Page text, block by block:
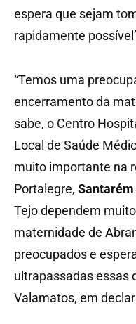
espera que sejam
rapidamente
“Temos uma
encerramento da
sabe, o Centro
Local de Saúde
muito importante na
Portalegre, Santarém
Tejo dependem
maternidade de
preocupados e
ultrapassadas essas
Valamatos, em